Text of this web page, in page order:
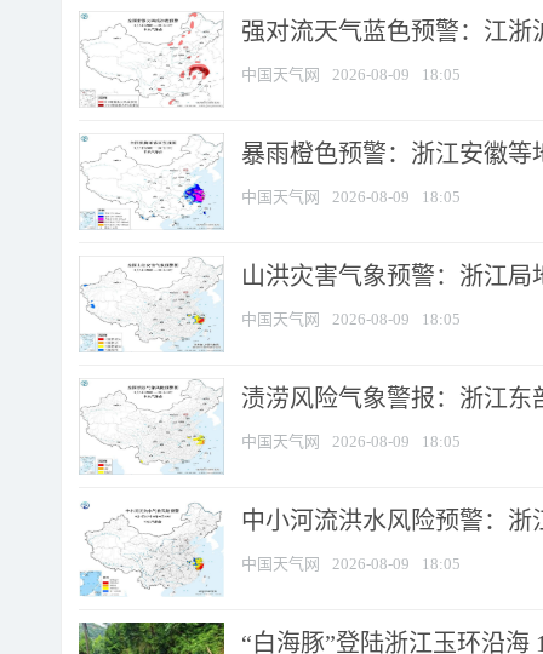
强对流天气蓝色预警：江浙
中国天气网 2026-08-09 18:05
暴雨橙色预警：浙江安徽等
中国天气网 2026-08-09 18:05
山洪灾害气象预警：浙江
中国天气网 2026-08-09 18:05
渍涝风险气象警报：浙江
中国天气网 2026-08-09 18:05
中小河流洪水风险预警：
中国天气网 2026-08-09 18:05
“白海豚”登陆浙江玉环沿海